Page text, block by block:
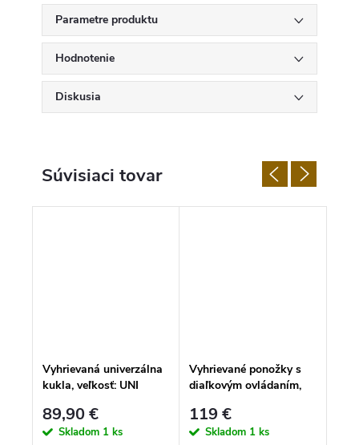
Parametre produktu
Hodnotenie
Diskusia
Súvisiaci tovar
Vyhrievaná univerzálna
kukla, veľkosť: UNI
89,90 €
Skladom 1 ks
Vyhrievané ponožky s
diaľkovým ovládaním,
119 €
Skladom 1 ks